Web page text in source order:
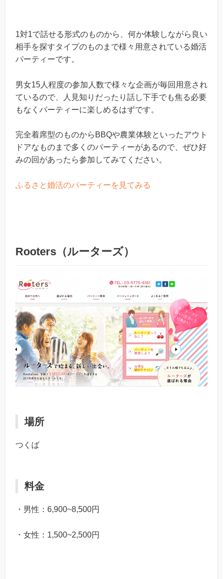
1対1で話せる形式のものから、何か体験しながら良い
相手を探すタイプのものまで様々用意されている婚活
パーティーです。
男女15人程度の参加人数で様々な企画が毎回用意され
ているので、人見知りだったり話し下手でも焦る必要
もなくパーティーに楽しめるはずです。
完全着席型のものからBBQや農業体験といったアウト
ドアなものまで多くのパーティーがあるので、ぜひ好
みの回があったら参加してみてください。
ふるさと婚活のパーティーを見てみる
Rooters（ルーターズ）
場所
つくば
料金
・男性：6,900~8,500円
・女性：1,500~2,500円